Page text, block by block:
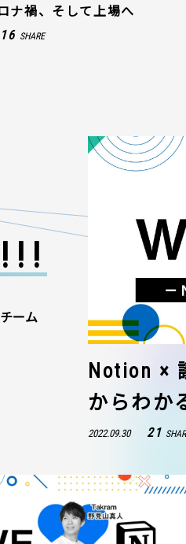
ナ禍、そして上場へ
16 SHARE
ーム
Notion ×
からわか
2022.09.30 21